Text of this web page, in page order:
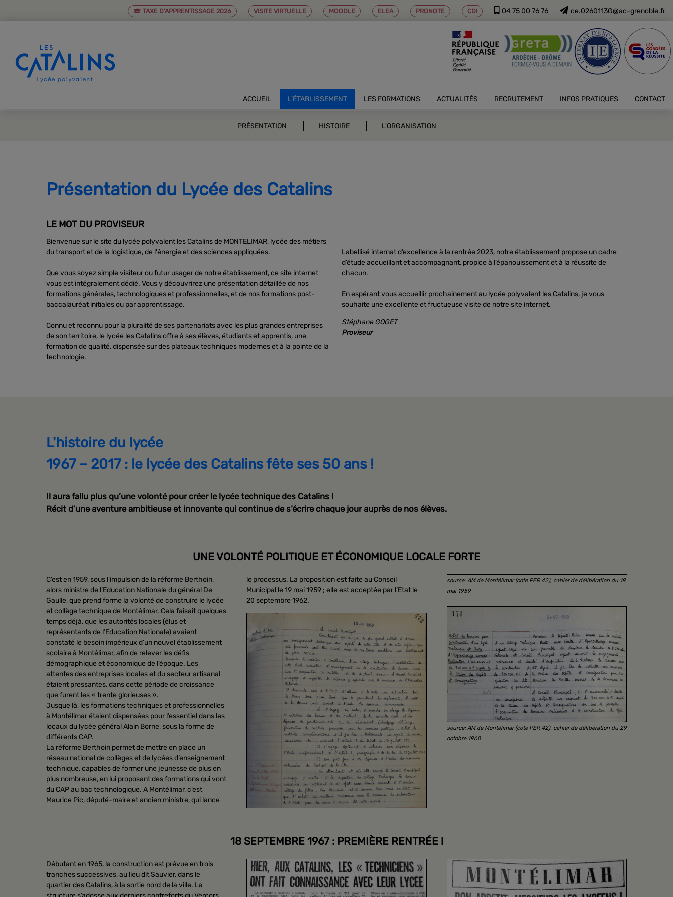
TAXE D'APPRENTISSAGE 2026 VISITE VIRTUELLE MOODLE ELEA PRONOTE CDI 04 75 00 76 76 ce.0260113G@ac-grenoble.fr
ACCUEIL L'ÉTABLISSEMENT LES FORMATIONS ACTUALITÉS RECRUTEMENT INFOS PRATIQUES CONTACT
PRÉSENTATION HISTOIRE L'ORGANISATION
Présentation du Lycée des Catalins
LE MOT DU PROVISEUR
Bienvenue sur le site du lycée polyvalent les Catalins de MONTELIMAR, lycée des métiers
du transport et de la logistique, de l'énergie et des sciences appliquées.
Que vous soyez simple visiteur ou futur usager de notre établissement, ce site internet
vous est intégralement dédié. Vous y découvrirez une présentation détaillée de nos
formations générales, technologiques et professionnelles, et de nos formations post-
baccalauréat initiales ou par apprentissage.
Connu et reconnu pour la pluralité de ses partenariats avec les plus grandes entreprises
de son territoire, le lycée les Catalins offre à ses élèves, étudiants et apprentis, une
formation de qualité, dispensée sur des plateaux techniques modernes et à la pointe de la
technologie.
Labellisé internat d’excellence à la rentrée 2023, notre établissement propose un cadre
d’étude accueillant et accompagnant, propice à l’épanouissement et à la réussite de
chacun.
En espérant vous accueillir prochainement au lycée polyvalent les Catalins, je vous
souhaite une excellente et fructueuse visite de notre site internet.
Stéphane GOGET
Proviseur
L'histoire du lycée
1967 – 2017 : le lycée des Catalins fête ses 50 ans !
Il aura fallu plus qu’une volonté pour créer le lycée technique des Catalins !
Récit d’une aventure ambitieuse et innovante qui continue de s’écrire chaque jour auprès de nos élèves.
UNE VOLONTÉ POLITIQUE ET ÉCONOMIQUE LOCALE FORTE
C’est en 1959, sous l’impulsion de la réforme Berthoin,
alors ministre de l’Education Nationale du général De
Gaulle, que prend forme la volonté de construire le lycée
et collège technique de Montélimar. Cela faisait quelques
temps déjà, que les autorités locales (élus et
représentants de l’Education Nationale) avaient
constaté le besoin impérieux d’un nouvel établissement
scolaire à Montélimar, afin de relever les défis
démographique et économique de l’époque. Les
attentes des entreprises locales et du secteur artisanal
étaient pressantes, dans cette période de croissance
que furent les « trente glorieuses ».
Jusque là, les formations techniques et professionnelles
à Montélimar étaient dispensées pour l’essentiel dans les
locaux du lycée général Alain Borne, sous la forme de
différents CAP.
La réforme Berthoin permet de mettre en place un
réseau national de collèges et de lycées d’enseignement
technique, capables de former une jeunesse de plus en
plus nombreuse, en lui proposant des formations qui vont
du CAP au bac technologique. A Montélimar, c’est
Maurice Pic, député-maire et ancien ministre, qui lance
le processus. La proposition est faite au Conseil
Municipal le 19 mai 1959 ; elle est acceptée par l’Etat le
20 septembre 1962.
source: AM de Montélimar (cote PER 42), cahier de délibération du 19
mai 1959
source: AM de Montélimar (cote PER 42), cahier de délibération du 29
octobre 1960
18 SEPTEMBRE 1967 : PREMIÈRE RENTRÉE !
Débutant en 1965, la construction est prévue en trois
tranches successives, au lieu dit Sauvier, dans le
quartier des Catalins, à la sortie nord de la ville. La